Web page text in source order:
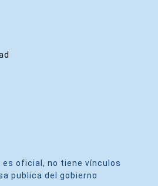
es oficial, no tiene vínculos
publica del gobierno